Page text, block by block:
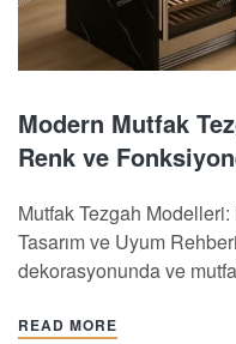
Modern Mutfak
Renk ve
Mutfak Tezgah
Tasarım ve Uyum
dekorasyonunda ve
seçimi değil tasarım
READ MORE